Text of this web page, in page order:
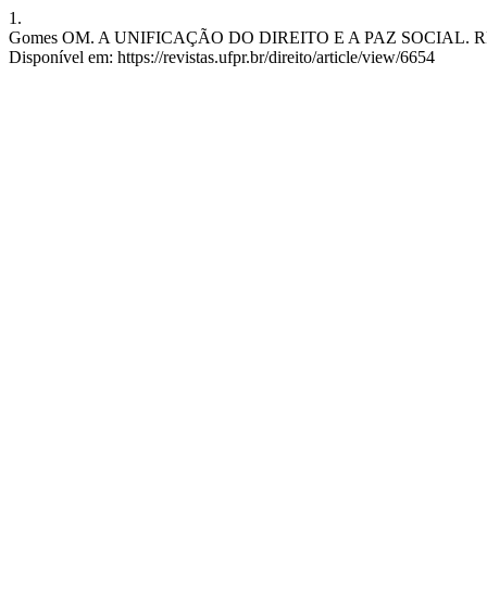
1.
Gomes OM. A UNIFICAÇÃO DO DIREITO E A PAZ SOCIAL.
Disponível em: https://revistas.ufpr.br/direito/article/view/6654